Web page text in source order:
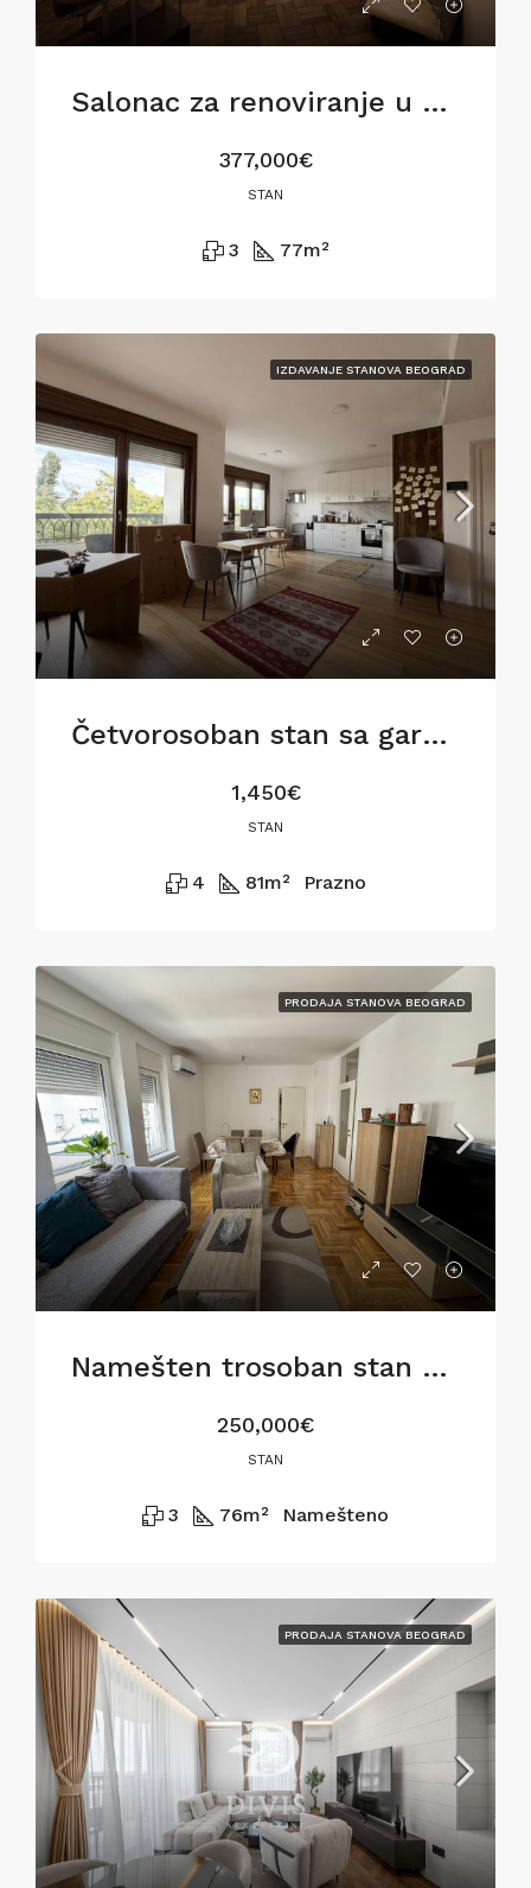
Salonac za renoviranje u Siminoj ulici
377,000€
STAN
3 77m²
IZDAVANJE STANOVA BEOGRAD
Četvorosoban stan sa garažom na Dorćolu
1,450€
STAN
4 81m² Prazno
PRODAJA STANOVA BEOGRAD
Namešten trosoban stan na Voždovcu
250,000€
STAN
3 76m² Namešteno
PRODAJA STANOVA BEOGRAD